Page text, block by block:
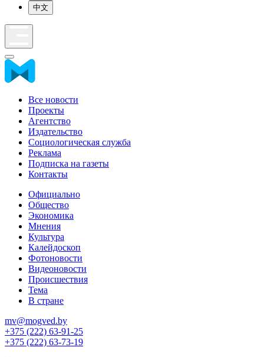
中文
Все новости
Проекты
Агентство
Издательство
Социологическая служба
Реклама
Подписка на газеты
Контакты
Официально
Общество
Экономика
Мнения
Культура
Калейдоскоп
Фотоновости
Видеоновости
Происшествия
Тема
В стране
mv@mogved.by
+375 (222) 63-91-25
+375 (222) 63-73-19